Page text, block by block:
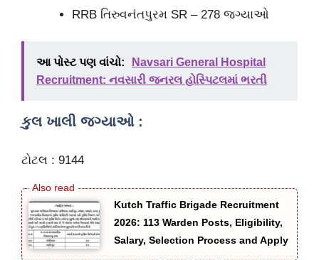
RRB તિરુવનંતપુરમ SR – 278 જગ્યાઓ
આ પોસ્ટ પણ વાંચો:
Navsari General Hospital
Recruitment: નવસારી જનરલ હોસ્પિટલમાં ભરતી
કુલ ખાલી જગ્યાઓ :
ટોટલ : 9144
Kutch Traffic Brigade Recruitment
2026: 113 Warden Posts, Eligibility,
Salary, Selection Process and Apply